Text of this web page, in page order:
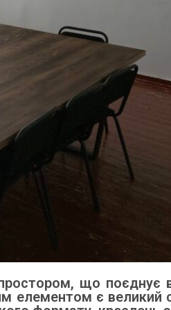
що
елементом є великий